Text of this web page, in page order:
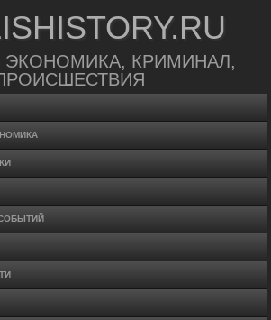
КРИМИНАЛ,